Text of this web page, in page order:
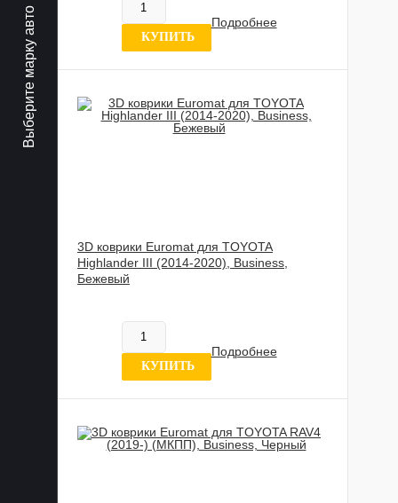
Выберите марку авто
В наличии
0 отзывов
КУПИТЬ
Подробнее
3D коврики Euromat для TOYOTA
Highlander III (2014-2020), Business,
Бежевый
В наличии
0 отзывов
КУПИТЬ
Подробнее